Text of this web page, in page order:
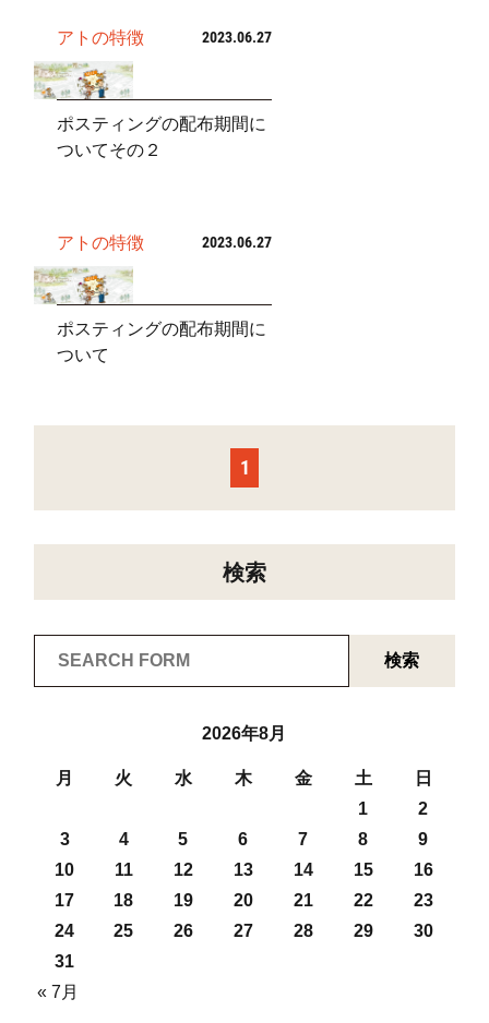
アトの特徴 2023.06.27
ポスティングの配布期間に
ついてその２
アトの特徴 2023.06.27
ポスティングの配布期間に
ついて
1
検索
検索
2026年8月
月 火 水 木 金 土 日
« 7月
1
2
3
4 5 6 7 8
9
10
11 12 13 14 15
16
17
18 19 20 21 22
23
24
25 26 27 28 29
30
31